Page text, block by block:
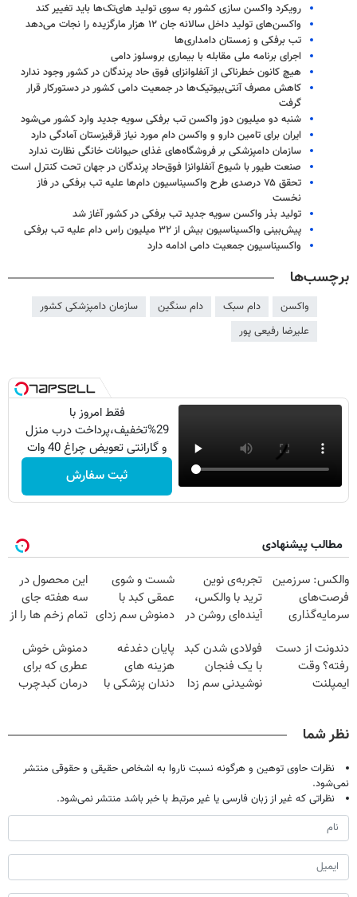
رویکرد واکسن سازی کشور به سوی تولید های‌تک‌ها باید تغییر کند
واکسن‌های تولید داخل سالانه جان ۱۲ هزار مارگزیده را نجات می‌دهد
تب برفکی و زمستان دامداری‌ها
اجرای برنامه ملی مقابله با بیماری بروسلوز دامی
هیچ کانون خطرناکی از آنفلوانزای فوق حاد پرندگان در کشور وجود ندارد
کاهش مصرف آنتی‌بیوتیک‌ها در جمعیت دامی کشور در دستورکار قرار
گرفت
شنبه دو میلیون دوز واکسن تب برفکی سویه جدید وارد کشور می‌شود
ایران برای تامین دارو و واکسن دام مورد نیاز قرقیزستان آمادگی دارد
سازمان دامپزشکی بر فروشگاه‌های غذای حیوانات خانگی نظارت ندارد
صنعت طیور با شیوع آنفلوانزا فوق‌حاد پرندگان در جهان تحت کنترل است
تحقق ۷۵ درصدی طرح واکسیناسیون دام‌ها علیه تب برفکی در فاز
نخست
تولید بذر واکسن سویه جدید تب برفکی در کشور آغاز شد
پیش‌بینی واکسیناسیون بیش از ۳۲ میلیون راس دام علیه تب برفکی
واکسیناسیون جمعیت دامی ادامه دارد
برچسب‌ها
واکسن دام سبک دام سنگین
سازمان دامپزشکی کشور
علیرضا رفیعی پور
فقط امروز با
29%تخفیف،پرداخت درب منزل
و گارانتی تعویض چراغ 40 وات
بخر
ثبت سفارش
مطالب پیشنهادی
والکس: سرزمین
فرصت‌های
سرمایه‌گذاری
تجربه‌ی نوین
ترید با والکس،
آینده‌ای روشن در
شست و شوی
عمقی کبد با
دمنوش سم زدای
این محصول در
سه هفته جای
تمام زخم ها را از
(مشاوره رایگان)
دندونت از دست
رفته؟ وقت
ایمپلنت
فولادی شدن کبد
با یک فنجان
نوشیدنی سم زدا
پایان دغدغه
هزینه های
دندان پزشکی با
دمنوش خوش
عطری که برای
درمان کبدچرب
نظر شما
نظرات حاوی توهین و هرگونه نسبت ناروا به اشخاص حقیقی و حقوقی منتشر
نمی‌شود.
نظراتی که غیر از زبان فارسی یا غیر مرتبط با خبر باشد منتشر نمی‌شود.